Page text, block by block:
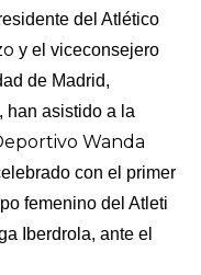
del Atlético
y el viceconsejero
de Madrid,
han asistido a la
Wanda
con el primer
femenino del Atleti
Iberdrola, ante el